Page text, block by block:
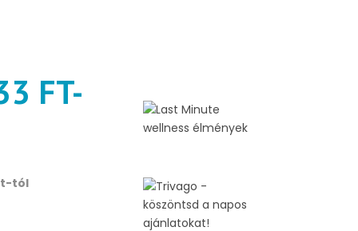
FT-
tól